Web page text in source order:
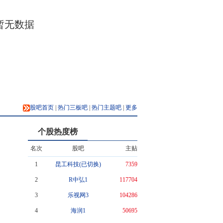
无数据
股吧首页 热门三板吧 热门主题吧 更多
个股热度榜
名次 股吧 主贴
1 昆工科技(已切换) 7359
2 R中弘1 117704
3 乐视网3 104286
4 海润1 50695